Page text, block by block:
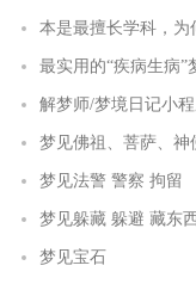
本是最擅长学科，为
最实用的“疾病生病”
解梦师/梦境日记小
梦见佛祖、菩萨、神
梦见法警 警察 拘留
梦见躲藏 躲避 藏东西
梦见宝石